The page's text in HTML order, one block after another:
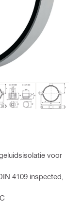
voor
4109 inspected,